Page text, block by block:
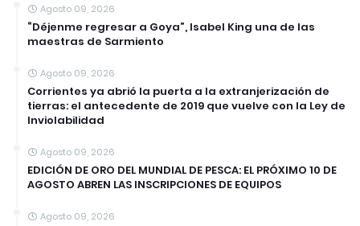
Agosto 09, 2026
“Déjenme regresar a Goya”, Isabel King una de las
maestras de Sarmiento
Agosto 09, 2026
Corrientes ya abrió la puerta a la extranjerización de
tierras: el antecedente de 2019 que vuelve con la Ley de
Inviolabilidad
Agosto 09, 2026
EDICIÓN DE ORO DEL MUNDIAL DE PESCA: EL PRÓXIMO 10 DE
AGOSTO ABREN LAS INSCRIPCIONES DE EQUIPOS
Agosto 09, 2026